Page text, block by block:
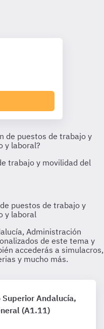
Andalucía,
(A1.11)